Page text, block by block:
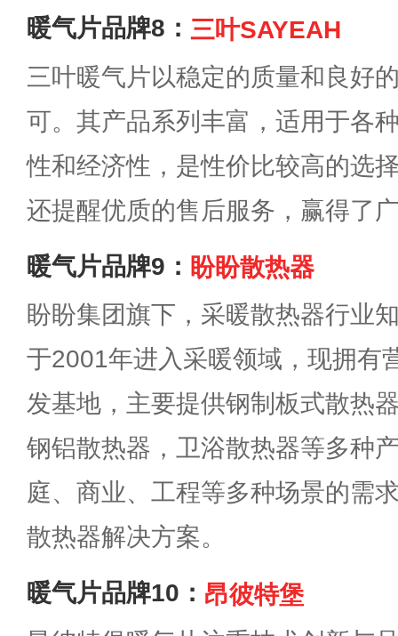
暖气片品牌8： 三叶SAYEAH
三叶暖气片以稳定的质量和良好
可。其产品系列丰富，适用于各
性和经济性，是性价比较高的选
还提醒优质的售后服务，赢得了
暖气片品牌9： 盼盼散热器
盼盼集团旗下，采暖散热器行业
于2001年进入采暖领域，现拥有
发基地，主要提供钢制板式散热
钢铝散热器，卫浴散热器等多种
庭、商业、工程等多种场景的需
散热器解决方案。
暖气片品牌10： 昂彼特堡